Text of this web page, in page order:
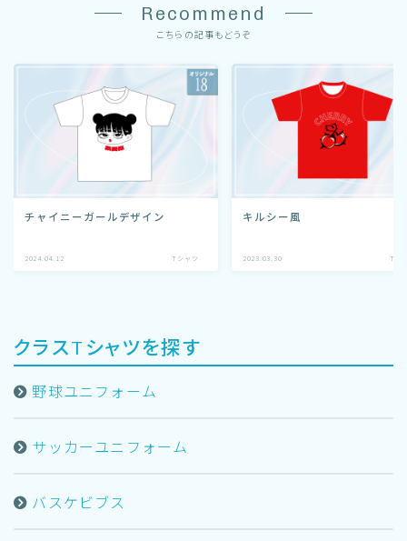
Recommend
こちらの記事もどうぞ
チャイニーガールデザイン
2024.04.12 Tシャツ
キルシー️風
2023.03.30 Tシ
クラスTシャツを探す
野球ユニフォーム
サッカーユニフォーム
バスケビブス